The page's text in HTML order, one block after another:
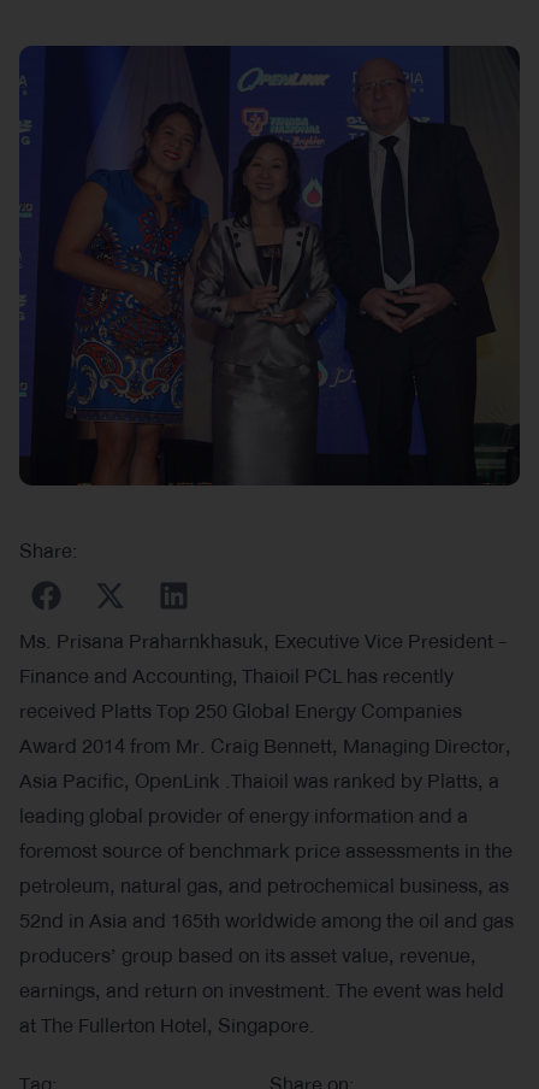
Share:
Ms. Prisana Praharnkhasuk, Executive Vice President -
Finance and Accounting, Thaioil PCL has recently
received Platts Top 250 Global Energy Companies
Award 2014 from Mr. Craig Bennett, Managing Director,
Asia Pacific, OpenLink .Thaioil was ranked by Platts, a
leading global provider of energy information and a
foremost source of benchmark price assessments in the
petroleum, natural gas, and petrochemical business, as
52nd in Asia and 165th worldwide among the oil and gas
producers’ group based on its asset value, revenue,
earnings, and return on investment. The event was held
at The Fullerton Hotel, Singapore.